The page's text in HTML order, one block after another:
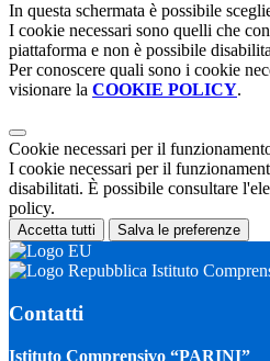
In questa schermata è possibile
I cookie necessari sono quelli che
piattaforma e non è possibile
Per conoscere quali sono i cookie
visionare la COOKIE POLICY.
Cookie necessari per il
I cookie necessari per il
disabilitati. È possibile consultare
policy.
Accetta tutti Salva le preferenze
Istituto
Contatti
Istituto Comprensivo “PARINI”